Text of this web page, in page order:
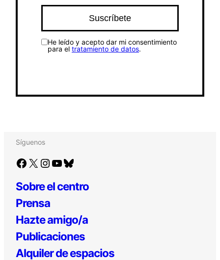
He leído y acepto dar mi consentimiento
para el tratamiento de datos.
Síguenos
Facebook X Instagram YouTube Bluesky
Sobre el centro
Prensa
Hazte amigo/a
Publicaciones
Alquiler de espacios